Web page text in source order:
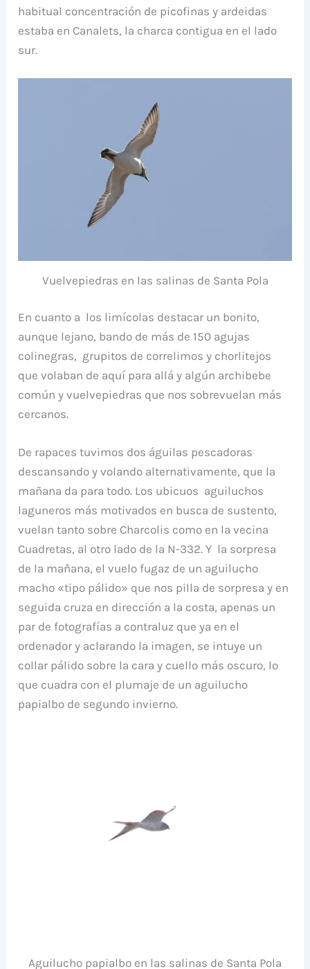
habitual concentración de picofinas y ardeidas
estaba en Canalets, la charca contigua en el lado
sur.
Vuelvepiedras en las salinas de Santa Pola
En cuanto a los limícolas destacar un bonito,
aunque lejano, bando de más de 150 agujas
colinegras, grupitos de correlimos y chorlitejos
que volaban de aquí para allá y algún archibebe
común y vuelvepiedras que nos sobrevuelan más
cercanos.
De rapaces tuvimos dos águilas pescadoras
descansando y volando alternativamente, que la
mañana da para todo. Los ubicuos aguiluchos
laguneros más motivados en busca de sustento,
vuelan tanto sobre Charcolis como en la vecina
Cuadretas, al otro lado de la N-332. Y la sorpresa
de la mañana, el vuelo fugaz de un aguilucho
macho «tipo pálido» que nos pilla de sorpresa y en
seguida cruza en dirección a la costa, apenas un
par de fotografías a contraluz que ya en el
ordenador y aclarando la imagen, se intuye un
collar pálido sobre la cara y cuello más oscuro, lo
que cuadra con el plumaje de un aguilucho
papialbo de segundo invierno.
Aguilucho papialbo en las salinas de Santa Pola